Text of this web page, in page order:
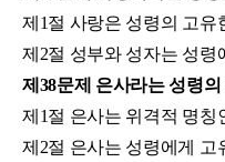
제1절 사랑은 성령의 고유
제2절 성부와 성자는 성령
제38문제 은사라는 성령의
제1절 은사는 위격적 명칭
제2절 은사는 성령에게 고